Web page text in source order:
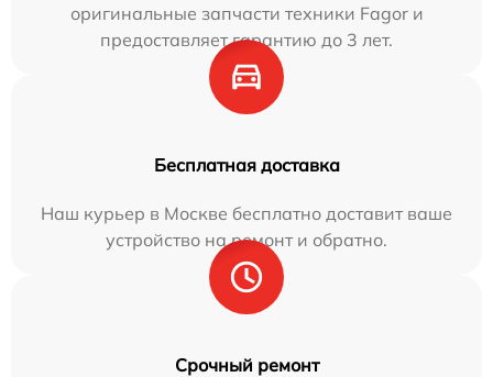
оригинальные запчасти техники Fagor и
предоставляет гарантию до 3 лет.
Бесплатная доставка
Наш курьер в Москве бесплатно доставит ваше
устройство на ремонт и обратно.
Срочный ремонт